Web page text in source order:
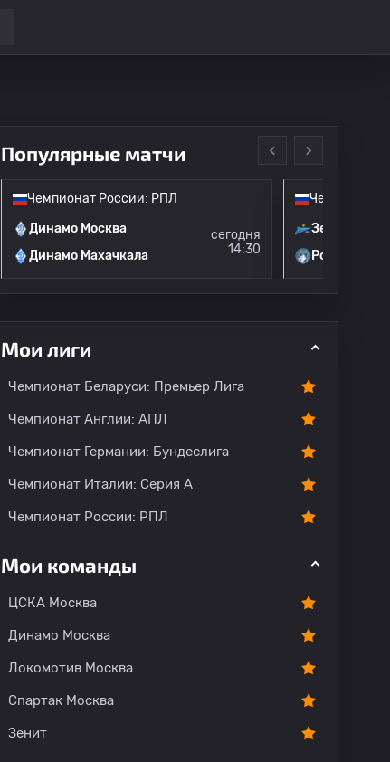
Переходы Все игроки
Популярные матчи
Чемпионат России: РПЛ
Динамо Москва
Динамо Махачкала
сегодня
14:30
Чемпионат
Зенит
Родина
Мои лиги
Чемпионат Беларуси: Премьер Лига
Чемпионат Англии: АПЛ
Чемпионат Германии: Бундеслига
Чемпионат Италии: Серия А
Чемпионат России: РПЛ
Мои команды
ЦСКА Москва
Динамо Москва
Локомотив Москва
Спартак Москва
Зенит